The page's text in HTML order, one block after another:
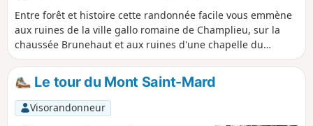
Entre forêt et histoire cette randonnée facile vous emmène
aux ruines de la ville gallo romaine de Champlieu, sur la
chaussée Brunehaut et aux ruines d'une chapelle du
Moyen-Âge. De beaux passages en forêt. La randonnée
peut se faire en famille ou en promenant son chien.
Le tour du Mont Saint-Mard
Visorandonneur